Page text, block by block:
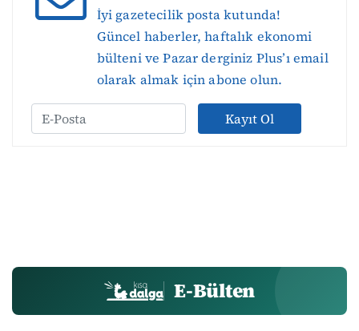
İyi gazetecilik posta kutunda!
Güncel haberler, haftalık ekonomi
bülteni ve Pazar derginiz Plus’ı email
olarak almak için abone olun.
Kayıt Ol
E-Bülten